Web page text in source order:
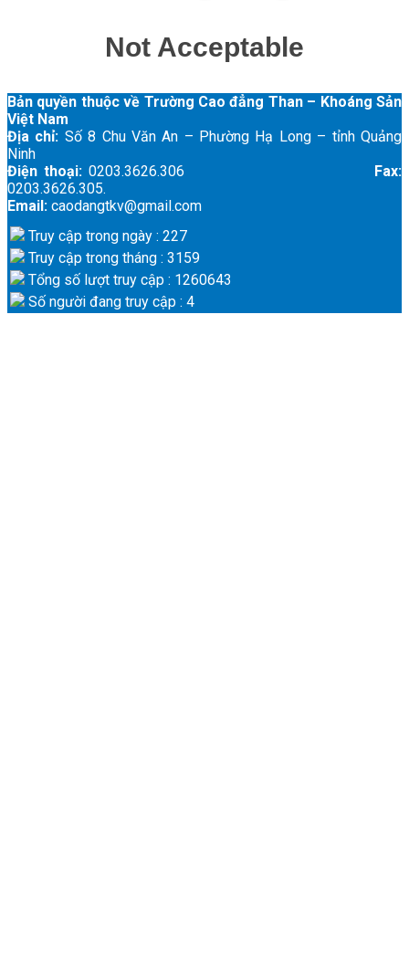
Bản quyền thuộc về Trường Cao đẳng Than – Khoáng Sản
Việt Nam
Địa chỉ: Số 8 Chu Văn An – Phường Hạ Long – tỉnh Quảng
Ninh
Điện thoại: 0203.3626.306 Fax:
0203.3626.305.
Email: caodangtkv@gmail.com
Truy cập trong ngày : 227
Truy cập trong tháng : 3159
Tổng số lượt truy cập : 1260643
Số người đang truy cập : 4